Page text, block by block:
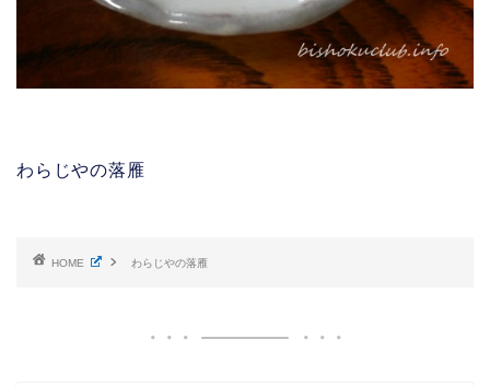
わらじやの落雁
HOME わらじやの落雁